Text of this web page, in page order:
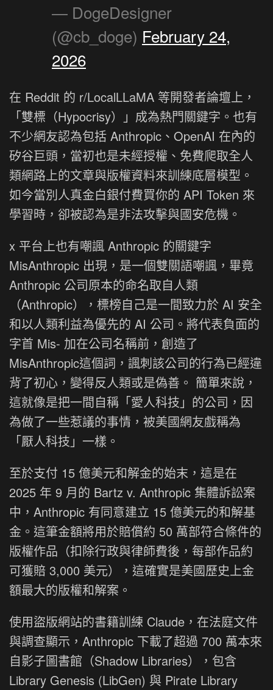
— DogeDesigner
(@cb_doge) February 24,
2026
在 Reddit 的 r/LocalLLaMA 等開發者論壇上，
「雙標（Hypocrisy）」成為熱門關鍵字。也有
不少網友認為包括 Anthropic、OpenAI 在內的
矽谷巨頭，當初也是未經授權、免費爬取全人
類網路上的文章與版權資料來訓練底層模型。
如今當別人真金白銀付費買你的 API Token 來
學習時，卻被認為是非法攻擊與國安危機。
x 平台上也有嘲諷 Anthropic 的關鍵字
MisAnthropic 出現，是一個雙關語嘲諷，畢竟
Anthropic 公司原本的命名取自人類
（Anthropic），標榜自己是一間致力於 AI 安全
和以人類利益為優先的 AI 公司。將代表負面的
字首 Mis- 加在公司名稱前，創造了
MisAnthropic這個詞，諷刺該公司的行為已經違
背了初心，變得反人類或是偽善。 簡單來說，
這就像是把一間自稱「愛人科技」的公司，因
為做了一些惹議的事情，被美國網友戲稱為
「厭人科技」一樣。
至於支付 15 億美元和解金的始末，這是在
2025 年 9 月的 Bartz v. Anthropic 集體訴訟案
中，Anthropic 有同意建立 15 億美元的和解基
金。這筆金額將用於賠償約 50 萬部符合條件的
版權作品（扣除行政與律師費後，每部作品約
可獲賠 3,000 美元），這確實是美國歷史上金
額最大的版權和解案。
使用盜版網站的書籍訓練 Claude，在法庭文件
與調查顯示，Anthropic 下載了超過 700 萬本來
自影子圖書館（Shadow Libraries），包含
Library Genesis (LibGen) 與 Pirate Library